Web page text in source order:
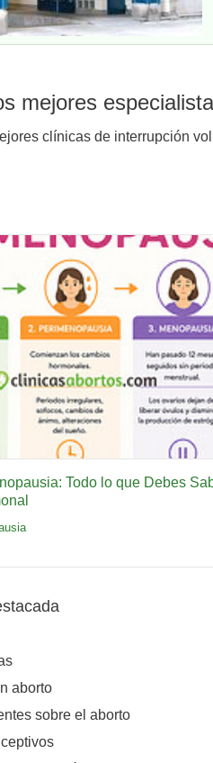
mejores
clínicas de interrupción
Todo lo que Debes
aborto
sobre el aborto